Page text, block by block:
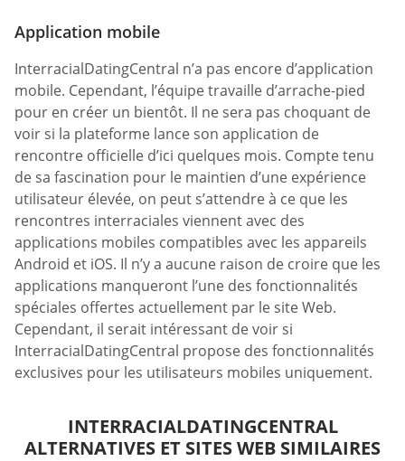
Application mobile
InterracialDatingCentral n’a pas encore d’application
mobile. Cependant, l’équipe travaille d’arrache-pied
pour en créer un bientôt. Il ne sera pas choquant de
voir si la plateforme lance son application de
rencontre officielle d’ici quelques mois. Compte tenu
de sa fascination pour le maintien d’une expérience
utilisateur élevée, on peut s’attendre à ce que les
rencontres interraciales viennent avec des
applications mobiles compatibles avec les appareils
Android et iOS. Il n’y a aucune raison de croire que les
applications manqueront l’une des fonctionnalités
spéciales offertes actuellement par le site Web.
Cependant, il serait intéressant de voir si
InterracialDatingCentral propose des fonctionnalités
exclusives pour les utilisateurs mobiles uniquement.
INTERRACIALDATINGCENTRAL
ALTERNATIVES ET SITES WEB SIMILAIRES